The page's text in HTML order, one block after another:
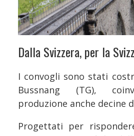
Dalla Svizzera, per la
I convogli sono stati
Bussnang (TG),
produzione anche decine
Progettati per